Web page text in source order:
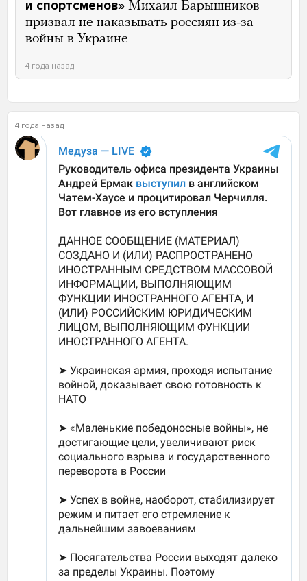
и спортсменов» Михаил Барышников
призвал не наказывать россиян из-за
войны в Украине
4 года назад
4 года назад